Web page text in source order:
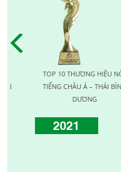
TOP 10 THƯƠNG HIỆU NỔI
TIẾNG CHÂU Á – THÁI BÌNH
DƯƠNG
2021